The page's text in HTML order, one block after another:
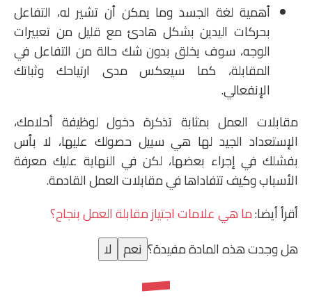
أهمية لغة الجسد وما يمكن أن تشير له، التفاعل
بحركات اليدين بشكل هادئ مع قليل من تعبيرات
الوجه، سوف يخلق بدون شك حالة من التفاعل في
المقابلة، كما سيعكس مدى ارتياحك وثباتك
الإنفعالي.
مقابلات العمل بمثابة تذكرة دخول لوظيفة أحلامك،
الإستعداد الجيد لها هي سبيل حصولك عليها، لا بأس
بفشلك في إجراء بعضها، لكن في النهاية عليك معرفة
الأسباب وكيف تتفاداها في مقابلات العمل القادمة.
أقرأ أيضا:ما هي علامات اجتياز مقابلة العمل بنجاح؟
هل وجدت هذه المادة مفيدة؟ نعم لا